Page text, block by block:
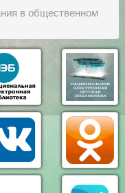
в общественном